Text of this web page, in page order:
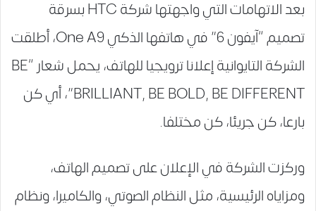
بعد الاتهامات التي واجهتها شركة HTC بسرقة
تصميم “آيفون 6” في هاتفها الذكي One A9، أطلقت
الشركة التايوانية إعلانا ترويجيا للهاتف، يحمل شعار “BE
BRILLIANT, BE BOLD, BE DIFFERENT”، أي كن
بارعا، كن جريئا، كن مختلفا.
وركزت الشركة في الإعلان على تصميم الهاتف،
ومزاياه الرئيسية، مثل النظام الصوتي، والكاميرا، ونظام